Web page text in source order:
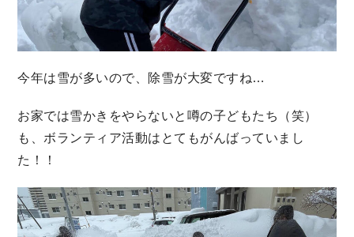
今年は雪が多いので、除雪が大変ですね…
お家では雪かきをやらないと噂の子どもたち（笑）
も、ボランティア活動はとてもがんばっていまし
た！！